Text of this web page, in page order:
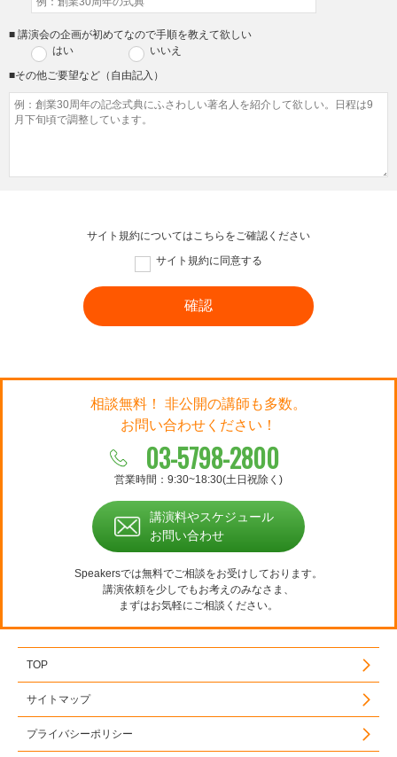
■ 講演会の企画が初めてなので手順を教えて欲しい
はい
いいえ
■その他ご要望など（自由記入）
サイト規約についてはこちら をご確認ください
サイト規約に同意する
相談無料！ 非公開の講師も多数。
お問い合わせください！
03-5798-2800
営業時間：9:30~18:30(土日祝除く)
講演料やスケジュール
お問い合わせ
Speakersでは無料でご相談をお受けしております。
講演依頼を少しでもお考えのみなさま、
まずはお気軽にご相談ください。
TOP
サイトマップ
プライバシーポリシー